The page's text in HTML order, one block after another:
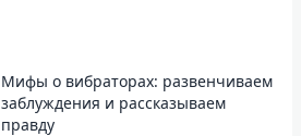
Мифы о вибраторах: развенчиваем
заблуждения и рассказываем
правду